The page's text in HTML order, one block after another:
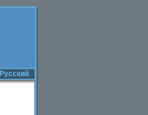
Русский